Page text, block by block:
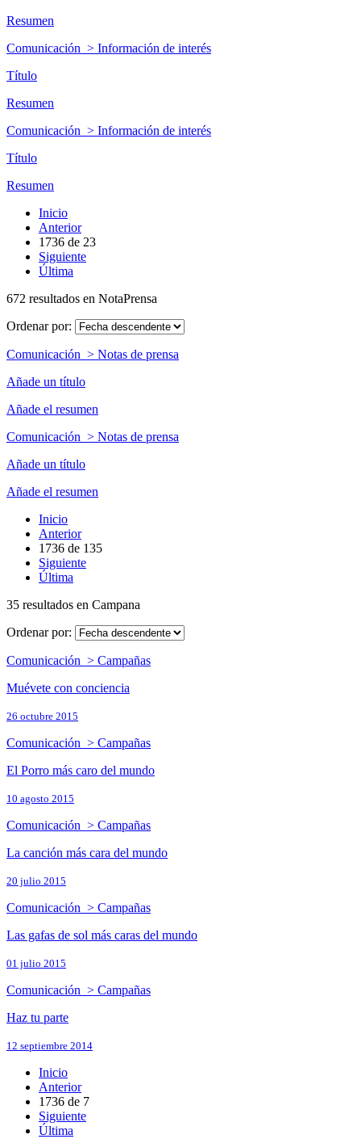
Resumen
Comunicación > Información de interés
Título
Resumen
Comunicación > Información de interés
Título
Resumen
Inicio
Anterior
1736 de 23
Siguiente
Última
672 resultados en NotaPrensa
Ordenar por:
Comunicación > Notas de prensa
Añade un título
Añade el resumen
Comunicación > Notas de prensa
Añade un título
Añade el resumen
Inicio
Anterior
1736 de 135
Siguiente
Última
35 resultados en Campana
Ordenar por:
Comunicación > Campañas
Muévete con conciencia
26 octubre 2015
Comunicación > Campañas
El Porro más caro del mundo
10 agosto 2015
Comunicación > Campañas
La canción más cara del mundo
20 julio 2015
Comunicación > Campañas
Las gafas de sol más caras del mundo
01 julio 2015
Comunicación > Campañas
Haz tu parte
12 septiembre 2014
Inicio
Anterior
1736 de 7
Siguiente
Última